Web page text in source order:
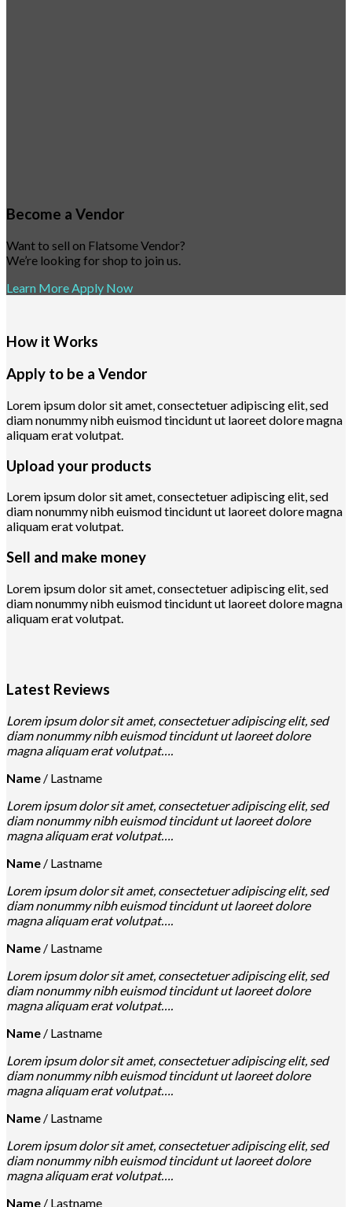
Become a Vendor
Want to sell on Flatsome Vendor?
We’re looking for shop to join us.
Learn More Apply Now
How it Works
Apply to be a Vendor
Lorem ipsum dolor sit amet, consectetuer adipiscing elit, sed
diam nonummy nibh euismod tincidunt ut laoreet dolore magna
aliquam erat volutpat.
Upload your products
Lorem ipsum dolor sit amet, consectetuer adipiscing elit, sed
diam nonummy nibh euismod tincidunt ut laoreet dolore magna
aliquam erat volutpat.
Sell and make money
Lorem ipsum dolor sit amet, consectetuer adipiscing elit, sed
diam nonummy nibh euismod tincidunt ut laoreet dolore magna
aliquam erat volutpat.
Latest Reviews
Lorem ipsum dolor sit amet, consectetuer adipiscing elit, sed
diam nonummy nibh euismod tincidunt ut laoreet dolore
magna aliquam erat volutpat….
Name / Lastname
Lorem ipsum dolor sit amet, consectetuer adipiscing elit, sed
diam nonummy nibh euismod tincidunt ut laoreet dolore
magna aliquam erat volutpat….
Name / Lastname
Lorem ipsum dolor sit amet, consectetuer adipiscing elit, sed
diam nonummy nibh euismod tincidunt ut laoreet dolore
magna aliquam erat volutpat….
Name / Lastname
Lorem ipsum dolor sit amet, consectetuer adipiscing elit, sed
diam nonummy nibh euismod tincidunt ut laoreet dolore
magna aliquam erat volutpat….
Name / Lastname
Lorem ipsum dolor sit amet, consectetuer adipiscing elit, sed
diam nonummy nibh euismod tincidunt ut laoreet dolore
magna aliquam erat volutpat….
Name / Lastname
Lorem ipsum dolor sit amet, consectetuer adipiscing elit, sed
diam nonummy nibh euismod tincidunt ut laoreet dolore
magna aliquam erat volutpat….
Name / Lastname